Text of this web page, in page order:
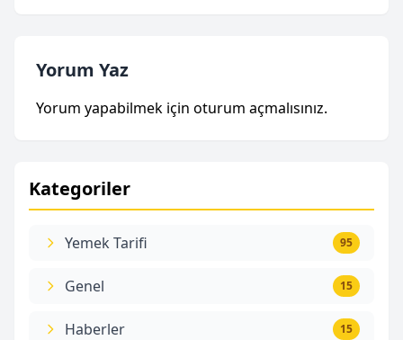
Kategoriler
Yemek Tarifi 95
Genel 15
Haberler 15
Yorum Yaz
Yorum yapabilmek için oturum açmalısınız.